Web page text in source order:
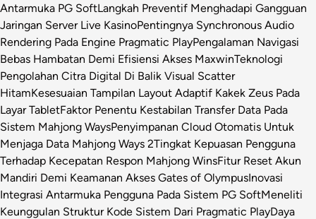
Antarmuka PG SoftLangkah Preventif Menghadapi Gangguan
Jaringan Server Live KasinoPentingnya Synchronous Audio
Rendering Pada Engine Pragmatic PlayPengalaman Navigasi
Bebas Hambatan Demi Efisiensi Akses MaxwinTeknologi
Pengolahan Citra Digital Di Balik Visual Scatter
HitamKesesuaian Tampilan Layout Adaptif Kakek Zeus Pada
Layar TabletFaktor Penentu Kestabilan Transfer Data Pada
Sistem Mahjong WaysPenyimpanan Cloud Otomatis Untuk
Menjaga Data Mahjong Ways 2Tingkat Kepuasan Pengguna
Terhadap Kecepatan Respon Mahjong WinsFitur Reset Akun
Mandiri Demi Keamanan Akses Gates of OlympusInovasi
Integrasi Antarmuka Pengguna Pada Sistem PG SoftMeneliti
Keunggulan Struktur Kode Sistem Dari Pragmatic PlayDaya